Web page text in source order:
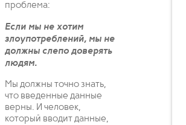
проблема:
Если мы не хотим
злоупотреблений, мы не
должны слепо доверять
людям.
Мы должны точно знать,
что введенные данные
верны. И человек,
который вводит данные,